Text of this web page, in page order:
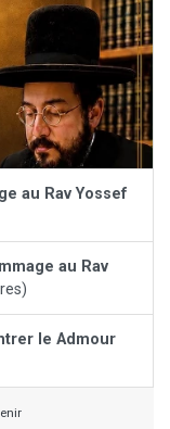
au Rav Yossef
au Rav
le Admour